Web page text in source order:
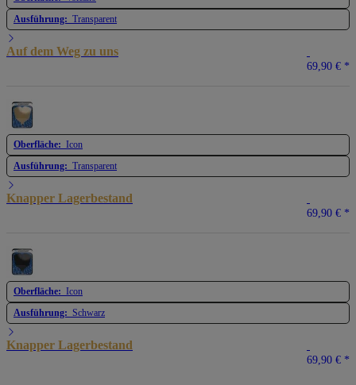
Ausführung: Transparent
Auf dem Weg zu uns
69,90 € *
Oberfläche: Icon
Ausführung: Transparent
Knapper Lagerbestand
69,90 € *
Oberfläche: Icon
Ausführung: Schwarz
Knapper Lagerbestand
69,90 € *